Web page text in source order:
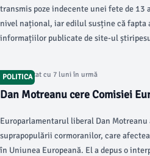
transmis poze indecente unei fete de 13
nivel național, iar edilul susține că fapta
informațiilor publicate de site-ul
POLITICA
Articol postat cu 7 luni în urmă
Dan Motreanu cere Comisiei
Europarlamentarul liberal Dan
suprapopulării cormoranilor, care
în Uniunea Europeană. El a depus o